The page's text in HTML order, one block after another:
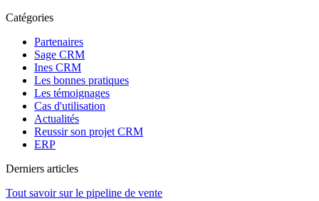
Catégories
Partenaires
Sage CRM
Ines CRM
Les bonnes pratiques
Les témoignages
Cas d'utilisation
Actualités
Reussir son projet CRM
ERP
Derniers articles
Tout savoir sur le pipeline de vente